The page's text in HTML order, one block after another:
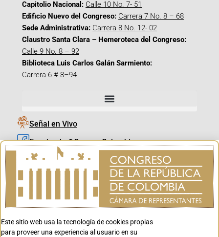
Capitolio Nacional: Calle 10 No. 7- 51
Edificio Nuevo del Congreso: Carrera 7 No. 8 – 68
Sede Administrativa: Carrera 8 No. 12- 02
Claustro Santa Clara – Hemeroteca del Congreso:
Calle 9 No. 8 – 92
Biblioteca Luis Carlos Galán Sarmiento:
Carrera 6 # 8–94
Señal en Vivo
Facebook_@CamaraColombia
Instagram_@CamaraColombia
X_@CamaraColombia
Youtube_@CamaraColombia
Youtube_@CanalCongreso
Este sitio web usa la tecnología de cookies propias
para proveer una experiencia al usuario en su